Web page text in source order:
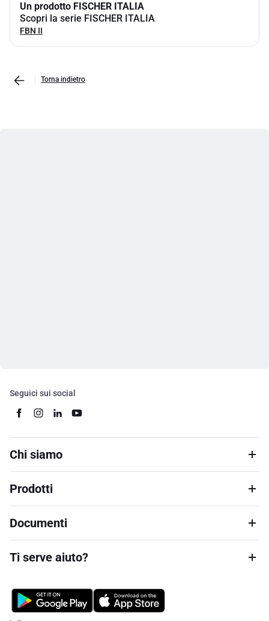
Un prodotto FISCHER ITALIA
Scopri la serie FISCHER ITALIA
FBN II
Torna indietro
Seguici sui social
Chi siamo
Prodotti
Documenti
Ti serve aiuto?